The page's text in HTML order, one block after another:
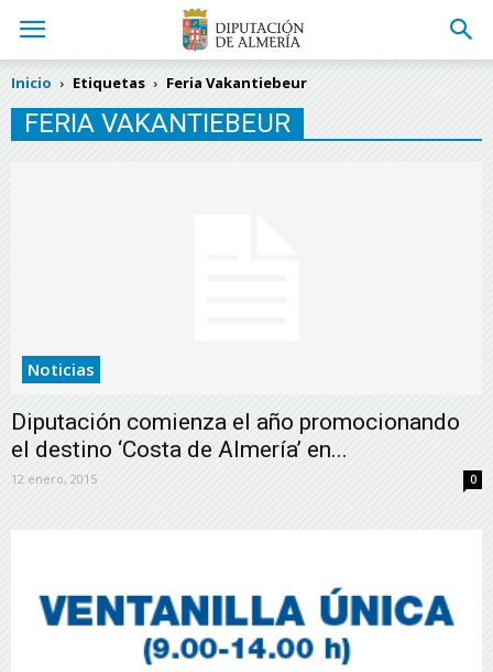
Inicio Etiquetas Feria Vakantiebeur
FERIA VAKANTIEBEUR
Noticias
Diputación comienza el año promocionando
el destino ‘Costa de Almería’ en...
12 enero, 2015 0